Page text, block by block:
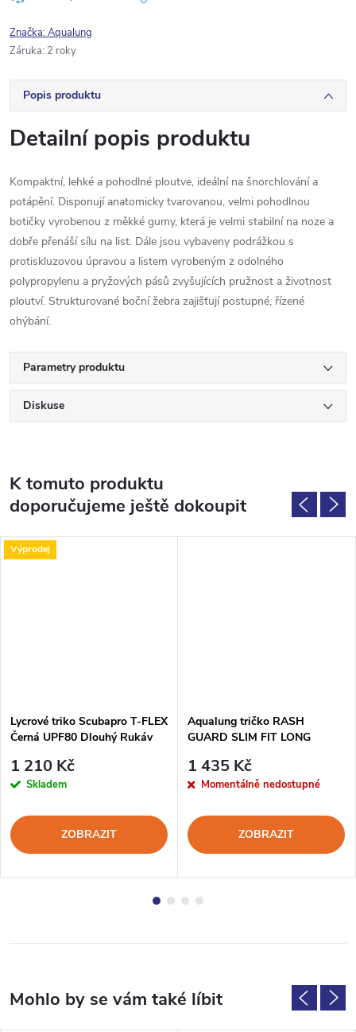
Značka:Aqualung
Záruka: 2 roky
Popis produktu
Detailní popis produktu
Kompaktní, lehké a pohodlné ploutve, ideální na šnorchlování a
potápění. Disponují anatomicky tvarovanou, velmi pohodlnou
botičky vyrobenou z měkké gumy, která je velmi stabilní na noze a
dobře přenáší sílu na list. Dále jsou vybaveny podrážkou s
protiskluzovou úpravou a listem vyrobeným z odolného
polypropylenu a pryžových pásů zvyšujících pružnost a životnost
ploutví. Strukturované boční žebra zajišťují postupné, řízené
ohýbání.
Parametry produktu
Diskuse
K tomuto produktu
doporučujeme ještě dokoupit
Výprodej
Lycrové triko Scubapro T-FLEX
Černá UPF80 Dlouhý Rukáv
1 210 Kč
Skladem
ZOBRAZIT
Aqualung tričko RASH
GUARD SLIM FIT LONG
1 435 Kč
Momentálně nedostupné
ZOBRAZIT